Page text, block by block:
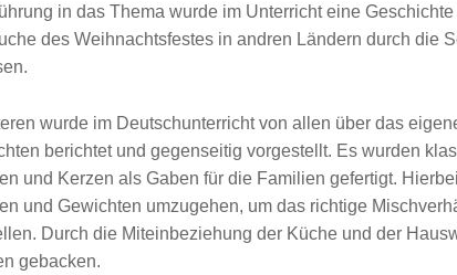
in das Thema wurde im Unterricht eine
des Weihnachtsfestes in andren Ländern durch die
wurde im Deutschunterricht von allen über das
berichtet und gegenseitig vorgestellt. Es wurden
und Kerzen als Gaben für die Familien gefertigt.
und Gewichten umzugehen, um das richtige
Durch die Miteinbeziehung der Küche und der
gebacken.